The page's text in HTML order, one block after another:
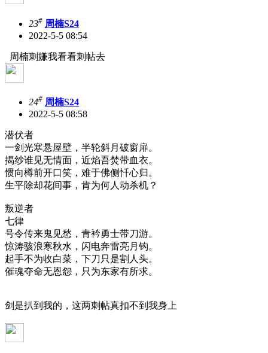
23# 周楠S24
2022-5-5 08:54
周楠刺嫌我看看刺帖去
24# 周楠S24
2022-5-5 08:58
潜伏者
一剑光寒悬屋壁，半轮斜月破窗扉。
揭纱谁见无情面，近焰吾焚带血衣。
惯向樽前开口笑，难于佛侧忏心归。
生平除却花间事，肯为何人动杀机？
叛逆者
七律
号令传来鬼见愁，青衿勇士带刀游。
惊涛骇浪寒秋水，闪电奔雷亮月钩。
起手不为收白菜，下刀只是割人头。
催魂夺命无恩怨，只为东家有所求。
剑是扒到我的，这两刺帖真扣不到我身上